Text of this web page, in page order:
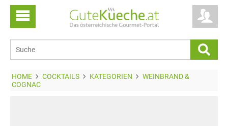
HOME COCKTAILS KATEGORIEN
WEINBRAND &
COGNAC